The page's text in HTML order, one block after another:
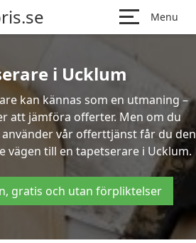
Menu
i Ucklum
kan kännas som en utmaning –
att jämföra offerter. Men om du
vår offerttjänst får du den
vägen till en tapetserare i Ucklum.
gratis och utan förpliktelser